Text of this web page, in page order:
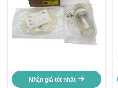
Nhận giá tốt nhất